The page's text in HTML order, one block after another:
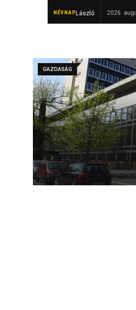
NÉVNAPLászló 2026.FRISS
GAZDASÁG